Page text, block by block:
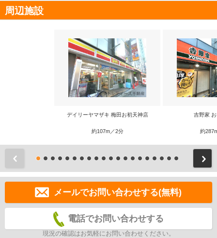
周辺施設
デイリーヤマザキ 梅田お初天神店
約107m／2分
吉野家
約
メールでお問い合わせする(無料)
電話でお問い合わせする
現況の確認はお気軽にお問い合わせください。